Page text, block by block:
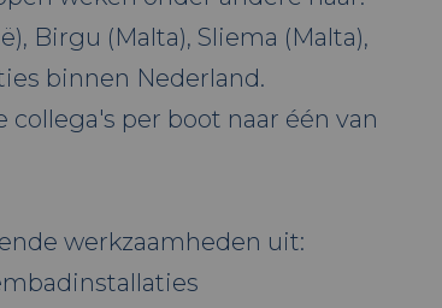
Birgu (Malta), Sliema (Malta),
binnen Nederland.
collega's per boot naar één van
werkzaamheden uit: